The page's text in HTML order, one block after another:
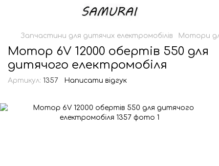
Запчастини для дитячих електромобілів Мотори
Мотор 6V 12000 обертів 550 для
дитячого електромобіля
Артикул: 1357 Написати відгук